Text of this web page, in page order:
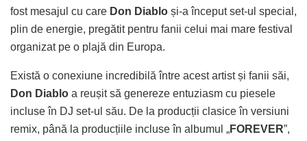
fost mesajul cu care Don Diablo și-a început set-ul special,
plin de energie, pregătit pentru fanii celui mai mare festival
organizat pe o plajă din Europa.
Există o conexiune incredibilă între acest artist și fanii săi,
Don Diablo a reușit să genereze entuziasm cu piesele
incluse în DJ set-ul său. De la producții clasice în versiuni
remix, până la producțiile incluse în albumul „FOREVER”,